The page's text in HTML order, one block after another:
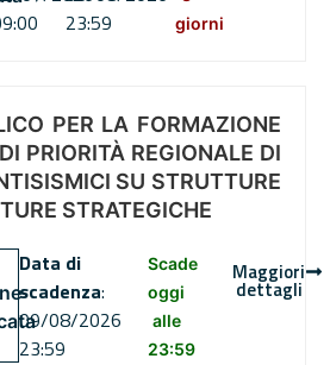
23:59
giorni
PER LA FORMAZIONE
PRIORITÀ REGIONALE DI
SU STRUTTURE
STRATEGICHE
Data di
scadenza:
09/08/2026
23:59
Scade
oggi
alle
23:59
Maggiori
dettagli